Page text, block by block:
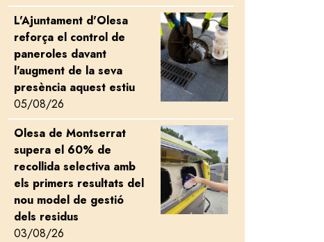
L'Ajuntament d'Olesa
reforça el control de
paneroles davant
l'augment de la seva
presència aquest estiu
05/08/26
Image
Olesa de Montserrat
supera el 60% de
recollida selectiva amb
els primers resultats del
nou model de gestió
dels residus
03/08/26
Image